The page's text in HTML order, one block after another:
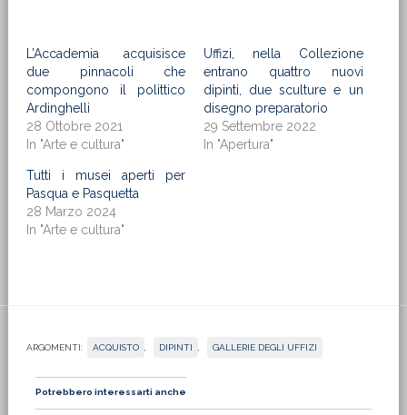
L’Accademia acquisisce
due pinnacoli che
compongono il polittico
Ardinghelli
28 Ottobre 2021
In "Arte e cultura"
Uffizi, nella Collezione
entrano quattro nuovi
dipinti, due sculture e un
disegno preparatorio
29 Settembre 2022
In "Apertura"
Tutti i musei aperti per
Pasqua e Pasquetta
28 Marzo 2024
In "Arte e cultura"
ARGOMENTI: ACQUISTO DIPINTI GALLERIE DEGLI UFFIZI
Potrebbero interessarti anche